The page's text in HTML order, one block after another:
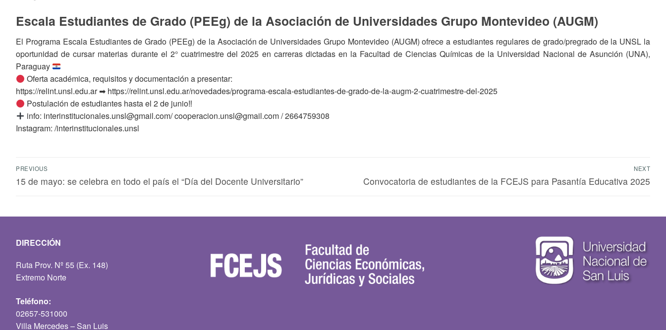
Escala Estudiantes de Grado (PEEg) de la Asociación de Universidades Grupo Montevideo (AUGM)
El Programa Escala Estudiantes de Grado (PEEg) de la Asociación de Universidades Grupo Montevideo (AUGM) ofrece a estudiantes regulares de grado/pregrado de la UNSL la
oportunidad de cursar materias durante el 2° cuatrimestre del 2025 en carreras dictadas en la Facultad de Ciencias Químicas de la Universidad Nacional de Asunción (UNA),
Paraguay
Oferta académica, requisitos y documentación a presentar:
https://relint.unsl.edu.ar ➡ https://relint.unsl.edu.ar/novedades/programa-escala-estudiantes-de-grado-de-la-augm-2-cuatrimestre-del-2025
Postulación de estudiantes hasta el 2 de junio‼
info: interinstitucionales.unsl@gmail.com/ cooperacion.unsl@gmail.com / 2664759308
Instagram: /interinstitucionales.unsl
PREVIOUS
15 de mayo: se celebra en todo el país el “Día del Docente Universitario”
NEXT
Convocatoria de estudiantes de la FCEJS para Pasantía Educativa 2025
DIRECCIÓN
Ruta Prov. Nº 55 (Ex. 148)
Extremo Norte
Teléfono:
02657-531000
Villa Mercedes – San Luis